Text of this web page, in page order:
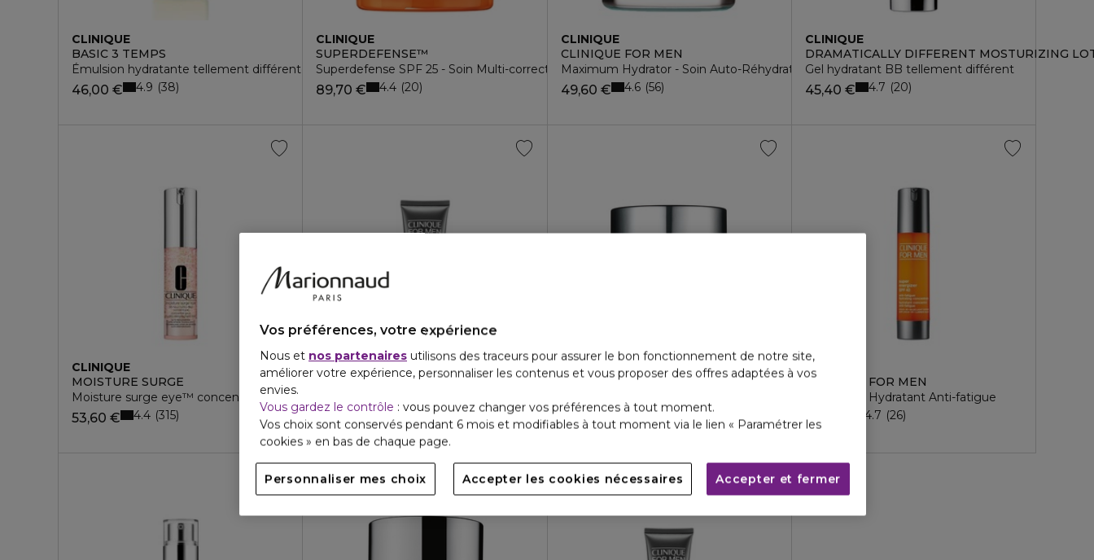
CLINIQUE
BASIC 3 TEMPS
Émulsion hydratante tellement différente spf 50
46,00 € 4.9 38
CLINIQUE
SUPERDEFENSE™
Superdefense SPF 25 - Soin Multi-correction Fatigue + 1ers Signes de l'Âge- Peaux Sèches à Mixtes
89,70 € 4.4 20
CLINIQUE
CLINIQUE FOR MEN
Maximum Hydrator - Soin Auto-Réhydratant 72H
49,60 € 4.6 56
CLINIQUE
DRAMATICALLY DIFFERENT MOSTURIZING
Gel hydratant BB tellement différent
45,40 € 4.7 20
CLINIQUE
MOISTURE SURGE
Moisture surge eye™ concentré - contour des yeux hydratant 96h
53,60 € 4.4 315
CLINIQUE
SOINS HOMME
57,00 € 5 12
CLINIQUE
REDNESS SOLUTIONS™
94,40 € 4.9 14
CLINIQUE
CLINIQUE FOR MEN
Concentré Hydratant Anti-fatigue
79,10 € 4.7 26
SPF 20
Vos préférences, votre expérience
Nous et nos partenaires utilisons des traceurs pour assurer le bon fonctionnement de notre site,
améliorer votre expérience, personnaliser les contenus et vous proposer des offres adaptées à vos
envies.
Vous gardez le contrôle : vous pouvez changer vos préférences à tout moment.
Vos choix sont conservés pendant 6 mois et modifiables à tout moment via le lien « Paramétrer les
cookies » en bas de chaque page.
Personnaliser mes choix Accepter les cookies nécessaires Accepter et fermer